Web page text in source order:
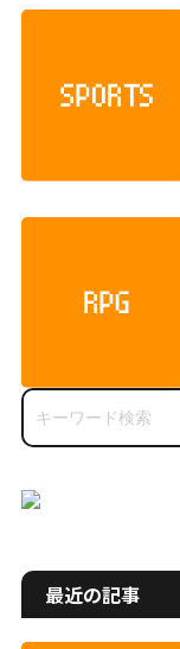
最近の記事